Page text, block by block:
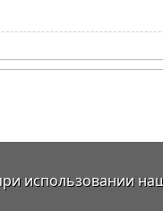
использовании